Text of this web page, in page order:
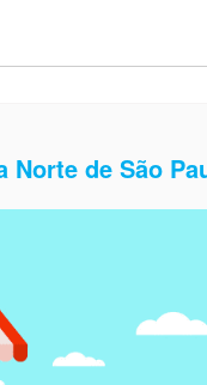
Norte de São